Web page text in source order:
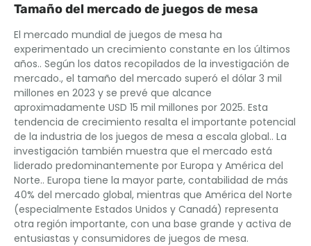
Tamaño del mercado de juegos de mesa
El mercado mundial de juegos de mesa ha
experimentado un crecimiento constante en los últimos
años.. Según los datos recopilados de la investigación de
mercado., el tamaño del mercado superó el dólar 3 mil
millones en 2023 y se prevé que alcance
aproximadamente USD 15 mil millones por 2025. Esta
tendencia de crecimiento resalta el importante potencial
de la industria de los juegos de mesa a escala global.. La
investigación también muestra que el mercado está
liderado predominantemente por Europa y América del
Norte.. Europa tiene la mayor parte, contabilidad de más
40% del mercado global, mientras que América del Norte
(especialmente Estados Unidos y Canadá) representa
otra región importante, con una base grande y activa de
entusiastas y consumidores de juegos de mesa.